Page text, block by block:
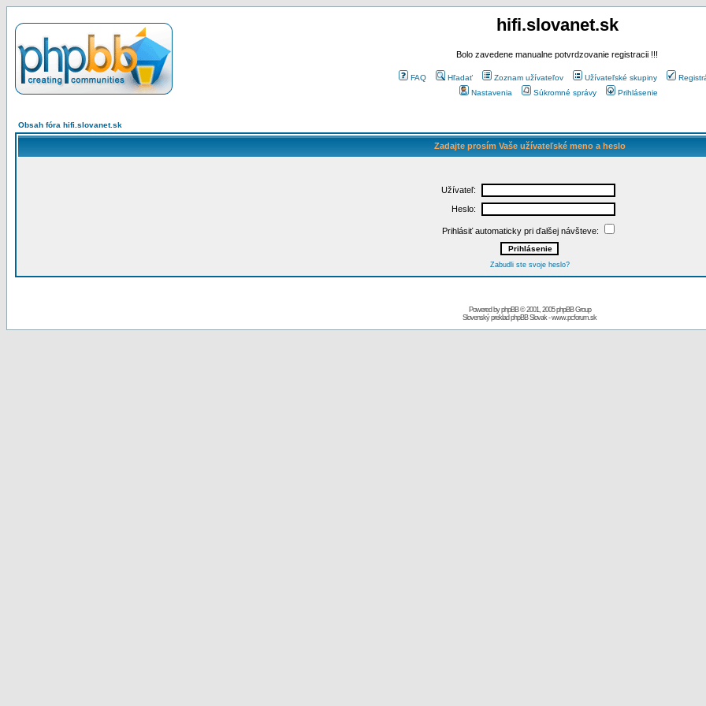
hifi.slovanet.sk
Bolo zavedene manualne potvrdzovanie registracii !!!
FAQ Hľadať Zoznam užívateľov Užívateľské skupiny
Nastavenia
Súkromné správy Prihlásenie
Obsah fóra hifi.slovanet.sk
Zadajte prosím Vaše užívateľské meno a heslo
Užívateľ:
Heslo:
Prihlásiť automaticky pri ďalšej návšteve:
Zabudli ste svoje heslo?
Powered byphpBB© 2001, 2005 phpBB Group
Slovenský preklad phpBB Slovak-www.pcforum.sk